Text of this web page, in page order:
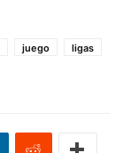
juego
ligas